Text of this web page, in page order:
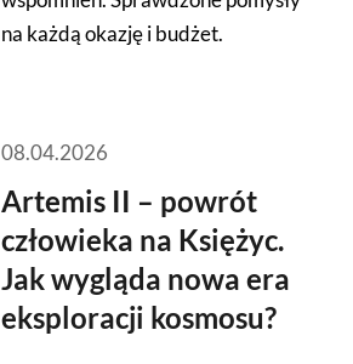
na każdą okazję i budżet.
08.04.2026
Artemis II – powrót
człowieka na Księżyc.
Jak wygląda nowa era
eksploracji kosmosu?